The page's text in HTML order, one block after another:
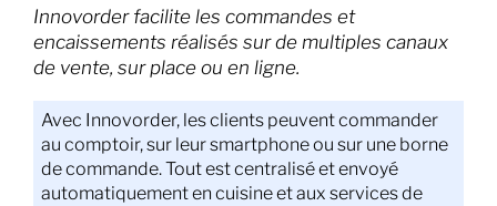
Innovorder facilite les commandes et
encaissements réalisés sur de multiples canaux
de vente, sur place ou en ligne.
Avec Innovorder, les clients peuvent commander
au comptoir, sur leur smartphone ou sur une borne
de commande. Tout est centralisé et envoyé
automatiquement en cuisine et aux services de